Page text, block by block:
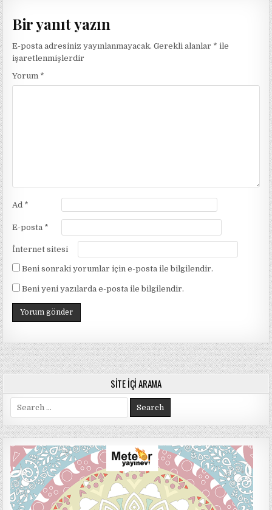
Bir yanıt yazın
E-posta adresiniz yayınlanmayacak. Gerekli alanlar * ile
işaretlenmişlerdir
Yorum *
Ad *
E-posta *
İnternet sitesi
Beni sonraki yorumlar için e-posta ile bilgilendir.
Beni yeni yazılarda e-posta ile bilgilendir.
SITE İÇI ARAMA
Search
for: